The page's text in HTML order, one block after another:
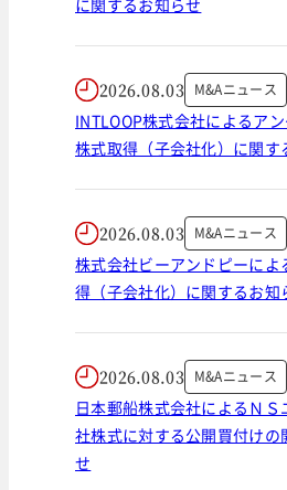
に関するお知らせ
2026.08.03 M&Aニュース
INTLOOP株式会社によるア
株式取得（子会社化）に関す
2026.08.03 M&Aニュース
株式会社ビーアンドピーに
得（子会社化）に関するお知
2026.08.03 M&Aニュース
日本郵船株式会社によるＮ
社株式に対する公開買付けの
せ